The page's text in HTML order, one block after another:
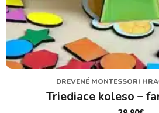
DREVENÉ MONTESSORI
Triediace koleso –